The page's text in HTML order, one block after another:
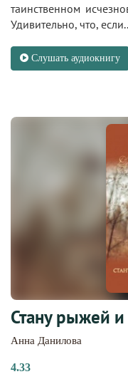
таинственном
Удивительно, что,
Слушать аудиокнигу
Стану рыжей
Анна Данилова
4.33